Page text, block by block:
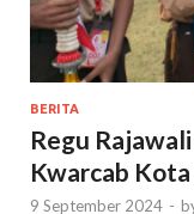
BERITA
Regu
Kwarcab
9 September 2024 -